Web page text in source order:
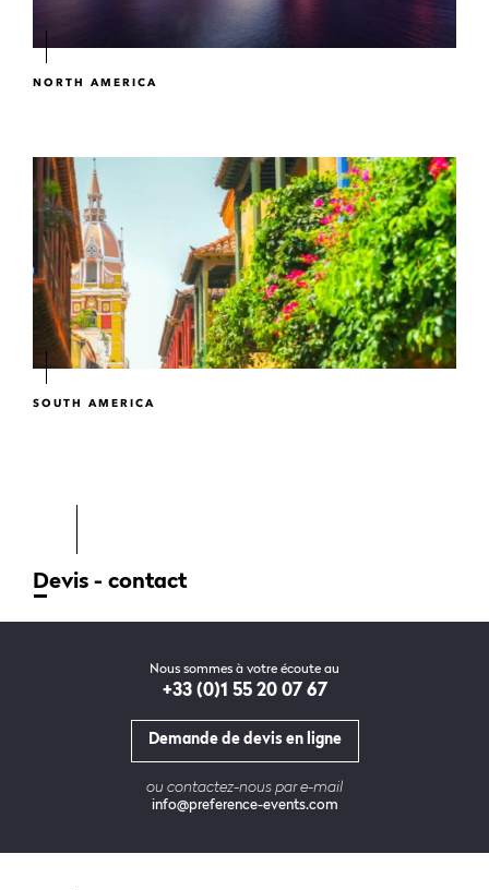
NORTH AMERICA
SOUTH AMERICA
Devis - contact
Nous sommes à votre écoute au
+33 (0)1 55 20 07 67
Demande de devis en ligne
ou contactez-nous par e-mail
info@preference-events.com